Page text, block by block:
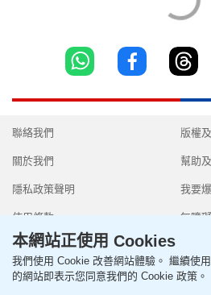
聯絡我們
關於我們
隱私政策聲明
使用條款
版權
幫助
我要
無障
Copyright © 2026 SingTao Ltd.All rights
本網站正使用 Cookies
我們使用 Cookie 改善網站體驗。 繼續使
的網站即表示您同意我們的 Cookie 政策。